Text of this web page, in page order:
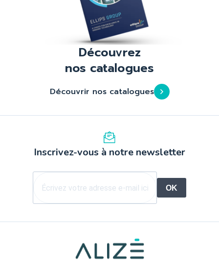
Découvrez
nos catalogues
Découvrir nos catalogues
Inscrivez-vous à notre newsletter
OK